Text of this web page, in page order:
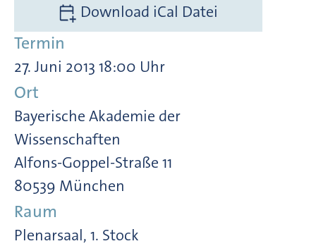
Download iCal Datei
Termin
27. Juni 2013 18:00 Uhr
Ort
Bayerische Akademie der
Wissenschaften
Alfons-Goppel-Straße 11
80539 München
Raum
Plenarsaal, 1. Stock